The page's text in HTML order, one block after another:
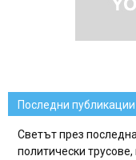
Последни публикации
Светът през
политически